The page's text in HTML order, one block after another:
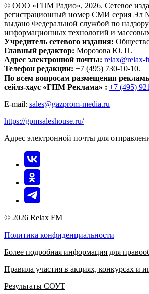
© ООО «ГПМ Радио», 2026. Сетевое
регистрационный номер СМИ серия Эл
выдано Федеральной службой по надзору
информационных технологий и
Учредитель сетевого издания:
Главный редактор: Морозова Ю. П.
Адрес электронной почты: relax@relax-
Телефон редакции: +7 (495) 730-10-10.
По всем вопросам размещения
сейлз-хаус «ГПМ Реклама» : +7 (495)
E-mail: sales@gazprom-media.ru
https://gpmsaleshouse.ru/
Адрес электронной почты для
© 2026 Relax FM
Политика конфиденциальности
Более подробная информация для
Правила участия в акциях, конкурсах и
Результаты СОУТ